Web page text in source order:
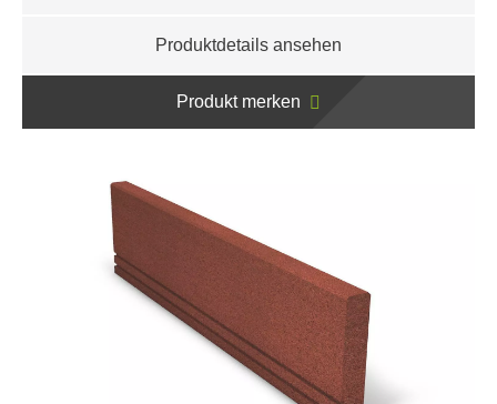
Produktdetails ansehen
Produkt merken